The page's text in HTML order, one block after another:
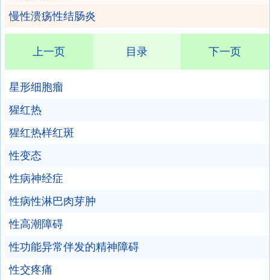
慢性溃疡性结肠炎
上一页 目录 下一页
星形细胞瘤
猩红热
猩红热样红斑
性变态
性病神经症
性病性淋巴肉芽肿
性高潮障碍
性功能异常伴发的精神障碍
性交疼痛